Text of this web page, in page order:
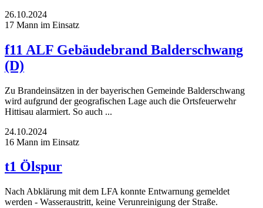
26.10.2024
17 Mann im Einsatz
f11 ALF Gebäudebrand Balderschwang
(D)
Zu Brandeinsätzen in der bayerischen Gemeinde Balderschwang
wird aufgrund der geografischen Lage auch die Ortsfeuerwehr
Hittisau alarmiert. So auch ...
24.10.2024
16 Mann im Einsatz
t1 Ölspur
Nach Abklärung mit dem LFA konnte Entwarnung gemeldet
werden - Wasseraustritt, keine Verunreinigung der Straße.